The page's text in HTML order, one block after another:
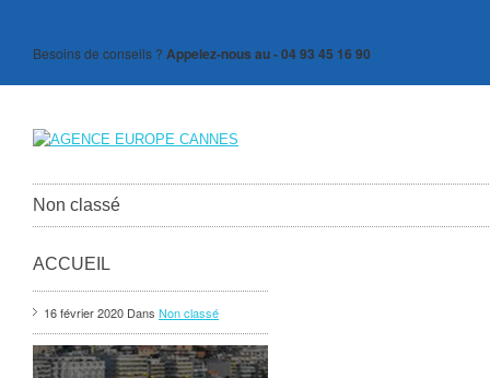
Besoins de conseils ? Appelez-nous au - 04 93 45 16 90
Non classé
ACCUEIL
16 février 2020 Dans Non classé